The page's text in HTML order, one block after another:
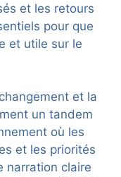
et les retours
pour que
et utile sur le
et la
un tandem
où les
et les priorités
narration claire